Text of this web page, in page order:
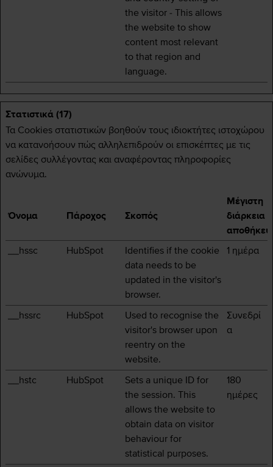
the visitor - This allows
the website to show
content most relevant
to that region and
language.
Στατιστικά (17)
Τα Cookies στατιστικών βοηθούν τους ιδιοκτήτες ιστοχώρου
να κατανοήσουν πώς αλληλεπιδρούν οι επισκέπτες με τις
σελίδες συλλέγοντας και αναφέροντας πληροφορίες
ανώνυμα.
Όνομα Πάροχος Σκοπός
Μέγιστη
διάρκεια
__hssc
HubSpot
Identifies if the cookie
data needs to be
updated in the visitor's
browser.
1 ημέρα
__hssrc HubSpot
Used to recognise the
visitor's browser upon
reentry on the
website.
Συνεδρί
α
__hstc HubSpot
Sets a unique ID for
the session. This
allows the website to
obtain data on visitor
behaviour for
statistical purposes.
180
ημέρες